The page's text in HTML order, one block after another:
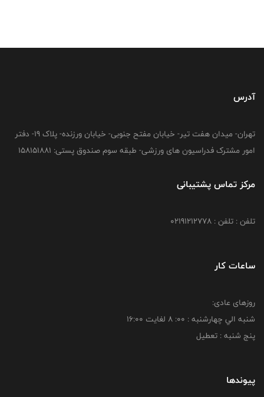
آدرس
تهران- میدان هفت تیر- خیابان مفتح جنوبی- خیابان ورزنده- پلاک 19- دفتر
امور مشترک فدراسیون های ورزشی- طبقه سوم صندوق پستی: 158151881
مرکز تماس پشتیبانی
تلفن : تلفن : 02191212778
ساعات کار
روزهای عادی:
شنبه الي چهارشنبه : 00: 8 لغايت 16:00
پنج شنبه : تعطیل
پیوندها